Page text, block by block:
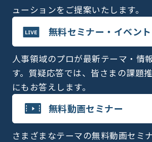
ューションをご提案いたします。
無料セミナー・イベント
人事領域のプロが最新テーマ・情
す。質疑応答では、皆さまの課題
にもお答えします。
無料動画セミナー
さまざまなテーマの無料動画セミ